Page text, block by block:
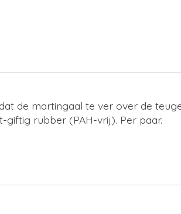
de martingaal te ver over de
giftig rubber (PAH-vrij). Per paar.